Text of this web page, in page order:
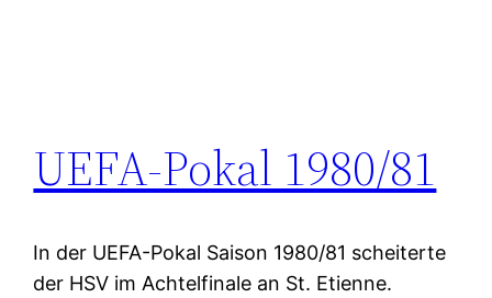
UEFA-Pokal 1980/81
In der UEFA-Pokal Saison 1980/81 scheiterte
der HSV im Achtelfinale an St. Etienne.